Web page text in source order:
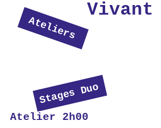
Vivant
Ateliers
Stages Duo
Atelier 2h00